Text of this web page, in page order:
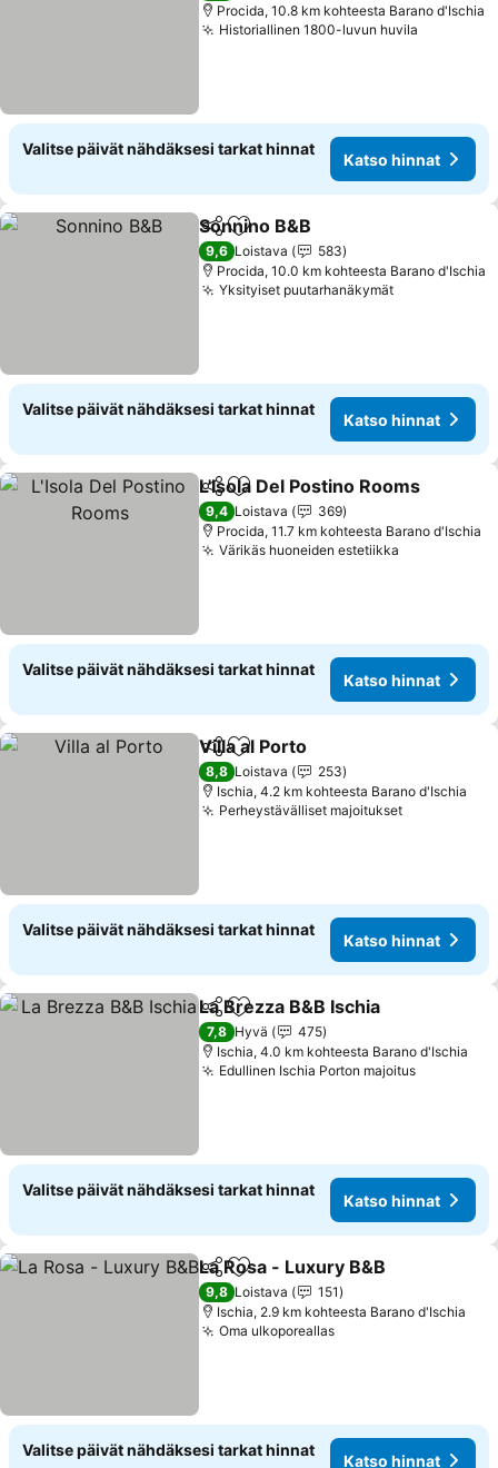
Procida, 10.8 km kohteesta Barano d'Ischia
Historiallinen 1800-luvun huvila
Valitse päivät nähdäksesi tarkat hinnat
Katso hinnat
Jaa Lisää suosikkeihin
Sonnino B&B
9,6 Loistava
583
Procida, 10.0 km kohteesta Barano d'Ischia
Yksityiset puutarhanäkymätKatso hinnat
Valitse päivät nähdäksesi tarkat hinnat
Katso hinnat
Jaa Lisää suosikkeihin
L'Isola Del Postino Rooms
9,4 Loistava
369
Procida, 11.7 km kohteesta Barano d'Ischia
Värikäs huoneiden estetiikka
Valitse päivät nähdäksesi tarkat hinnat
Katso hinnat
Jaa Lisää suosikkeihin
Villa al Porto
8,8 Loistava
253
Ischia, 4.2 km kohteesta Barano d'Ischia
Perheystävälliset majoituksetKatso
Valitse päivät nähdäksesi tarkat hinnat
Katso hinnat
Jaa Lisää suosikkeihin
La Brezza B&B Ischia
7,8 Hyvä
475
Ischia, 4.0 km kohteesta Barano d'Ischia
Edullinen Ischia Porton majoitusKatso
Valitse päivät nähdäksesi tarkat hinnat
Katso hinnat
Jaa Lisää suosikkeihin
La Rosa - Luxury B&B
9,8 Loistava
151
Ischia, 2.9 km kohteesta Barano d'Ischia
Oma ulkoporeallasKatso hinnat
Valitse päivät nähdäksesi tarkat hinnat
Katso hinnat